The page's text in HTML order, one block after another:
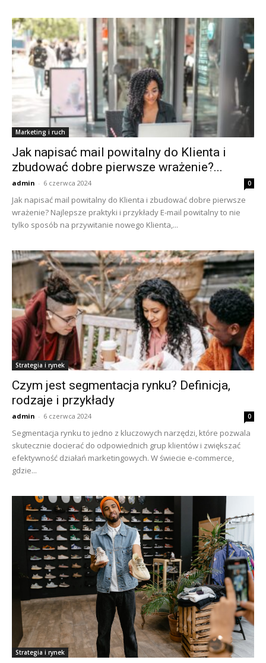
Marketing i ruch
Jak napisać mail powitalny do Klienta i
zbudować dobre pierwsze wrażenie?...
admin - 6 czerwca 2024 0
Jak napisać mail powitalny do Klienta i zbudować dobre pierwsze
wrażenie? Najlepsze praktyki i przykłady E-mail powitalny to nie
tylko sposób na przywitanie nowego Klienta,...
Strategia i rynek
Czym jest segmentacja rynku? Definicja,
rodzaje i przykłady
admin - 6 czerwca 2024 0
Segmentacja rynku to jedno z kluczowych narzędzi, które pozwala
skutecznie docierać do odpowiednich grup klientów i zwiększać
efektywność działań marketingowych. W świecie e-commerce,
gdzie...
Strategia i rynek